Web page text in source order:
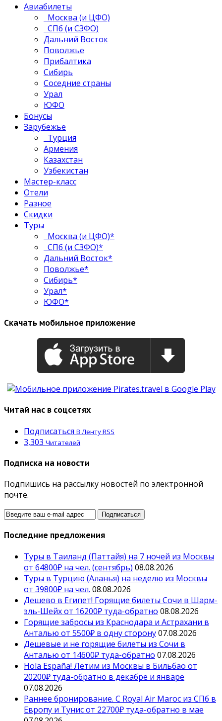
Авиабилеты
Москва (и ЦФО)
СПб (и СЗФО)
Дальний Восток
Поволжье
Прибалтика
Сибирь
Соседние страны
Урал
ЮФО
Бонусы
Зарубежье
Турция
Армения
Казахстан
Узбекистан
Мастер-класс
Отели
Разное
Скидки
Туры
Москва (и ЦФО)*
СПб (и СЗФО)*
Дальний Восток*
Поволжье*
Сибирь*
Урал*
ЮФО*
Скачать мобильное приложение
Читай нас в соцсетях
Подписаться В Ленту RSS
3,303 Читателей
Подписка на новости
Подпишись на рассылку новостей по электронной
почте.
Последние предложения
Туры в Таиланд (Паттайя) на 7 ночей из Москвы
от 64800₽ на чел. (сентябрь) 08.08.2026
Туры в Турцию (Аланья) на неделю из Москвы
от 39800₽ на чел. 08.08.2026
Дешево в Египет! Горящие билеты Сочи в Шарм-
эль-Шейх от 16200₽ туда-обратно 08.08.2026
Горящие забросы из Краснодара и Астрахани в
Анталью от 5500₽ в одну сторону07.08.2026
Дешевые и не горящие билеты из Сочи в
Анталью от 14600₽ туда-обратно 07.08.2026
Hola España! Летим из Москвы в Бильбао от
20200₽ туда-обратно в декабре и январе
07.08.2026
Раннее бронирование. С Royal Air Maroc из СПб в
Европу и Тунис от 22700₽ туда-обратно в мае